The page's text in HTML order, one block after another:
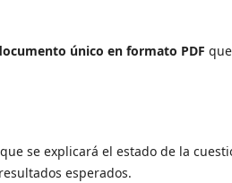
único en formato PDF que
se explicará el estado de la
esperados.